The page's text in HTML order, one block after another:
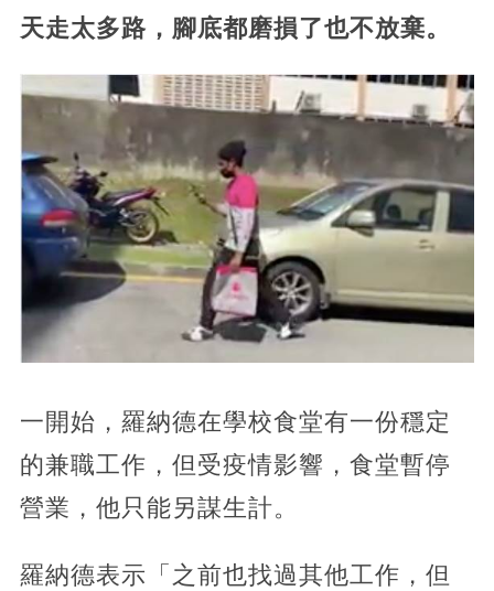
天走太多路，腳底都磨損了也不放棄。
一開始，羅納德在學校食堂有一份穩定
的兼職工作，但受疫情影響，食堂暫停
營業，他只能另謀生計。
羅納德表示「之前也找過其他工作，但